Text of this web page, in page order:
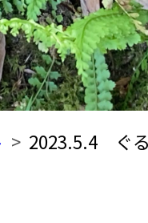
2023.5.4 ぐ